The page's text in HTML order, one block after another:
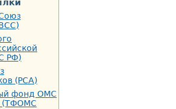
РФ)
(РСА)
фонд ОМС
(ТФОМС